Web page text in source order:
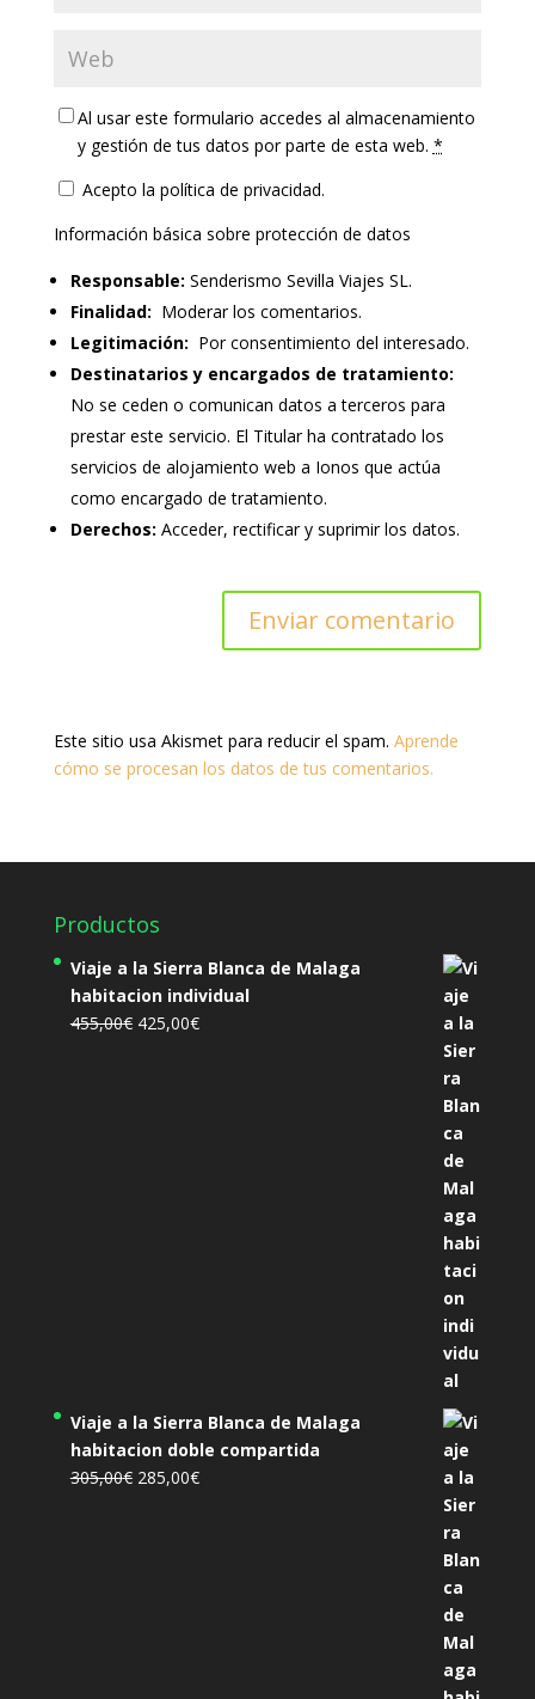
Al usar este formulario accedes al almacenamiento
y gestión de tus datos por parte de esta web. *
Acepto la política de privacidad.
Información básica sobre protección de datos
Responsable: Senderismo Sevilla Viajes SL.
Finalidad: Moderar los comentarios.
Legitimación: Por consentimiento del interesado.
Destinatarios y encargados de tratamiento:
No se ceden o comunican datos a terceros para
prestar este servicio. El Titular ha contratado los
servicios de alojamiento web a Ionos que actúa
como encargado de tratamiento.
Derechos: Acceder, rectificar y suprimir los datos.
Este sitio usa Akismet para reducir el spam. Aprende
cómo se procesan los datos de tus comentarios.
Productos
Viaje a la Sierra Blanca de Malaga
habitacion individual
455,00€ El
425,00€El
Viaje a la Sierra Blanca de Malaga
habitacion doble compartida
305,00€ El
285,00€El